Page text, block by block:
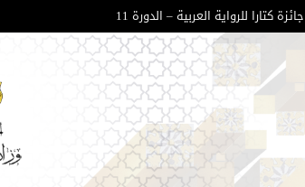
جائزة كتارا للرواية العربية – الدورة 11